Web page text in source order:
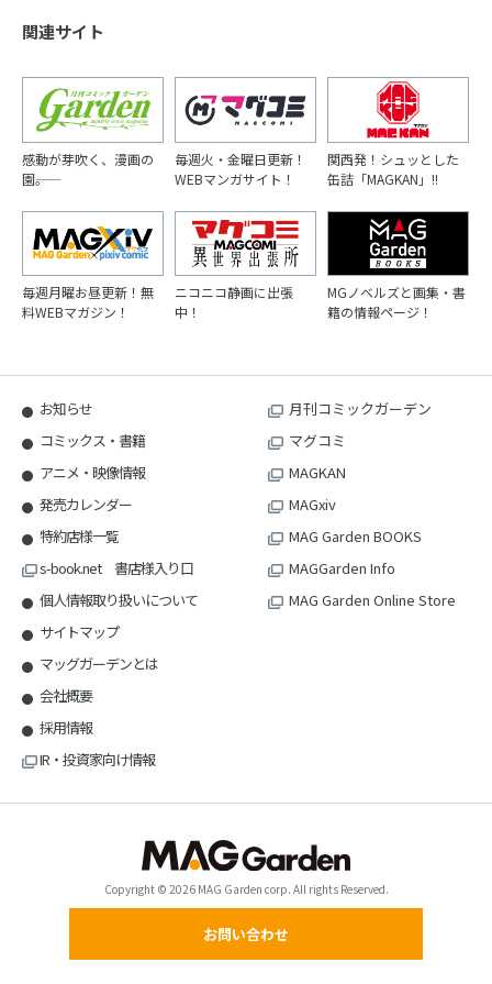
関連サイト
感動が芽吹く、漫画の
園――。
毎週火・金曜日更新！
WEBマンガサイト！
関西発！シュッとした
缶詰「MAGKAN」!!
毎週月曜お昼更新！無
料WEBマガジン！
ニコニコ静画に出張
中！
MGノベルズと画集・書
籍の情報ページ！
お知らせ
コミックス・書籍
アニメ・映像情報
発売カレンダー
特約店様一覧
s-book.net 書店様入り口
個人情報取り扱いについて
サイトマップ
マッグガーデンとは
会社概要
採用情報
IR・投資家向け情報
月刊コミックガーデン
マグコミ
MAGKAN
MAGxiv
MAG Garden BOOKS
MAGGarden Info
MAG Garden Online Store
Copyright © 2026 MAG Garden corp. All rights Reserved.
お問い合わせ